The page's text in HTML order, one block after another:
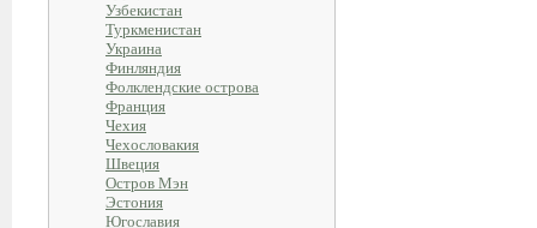
Узбекистан
Туркменистан
Украина
Финляндия
Фолклендские острова
Франция
Чехия
Чехословакия
Швеция
Остров Мэн
Эстония
Югославия